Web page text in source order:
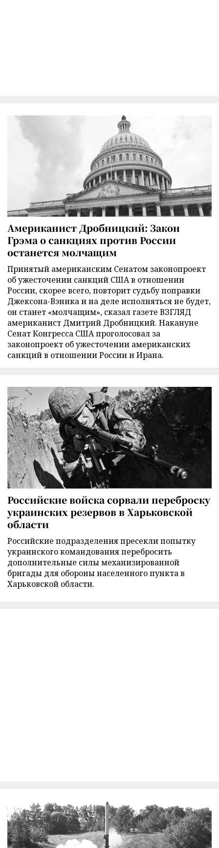
Американист Дробницкий: Закон
Грэма о санкциях против России
останется молчащим
Принятый американским Сенатом законопроект
об ужесточении санкций США в отношении
России, скорее всего, повторит судьбу поправки
Джексона-Вэника и на деле исполняться не будет,
он станет «молчащим», сказал газете ВЗГЛЯД
американист Дмитрий Дробницкий. Накануне
Сенат Конгресса США проголосовал за
законопроект об ужесточении американских
санкций в отношении России и Ирана.
Российские войска сорвали переброску
украинских резервов в Харьковской
области
Российские подразделения пресекли попытку
украинского командования перебросить
дополнительные силы механизированной
бригады для обороны населенного пункта в
Харьковской области.